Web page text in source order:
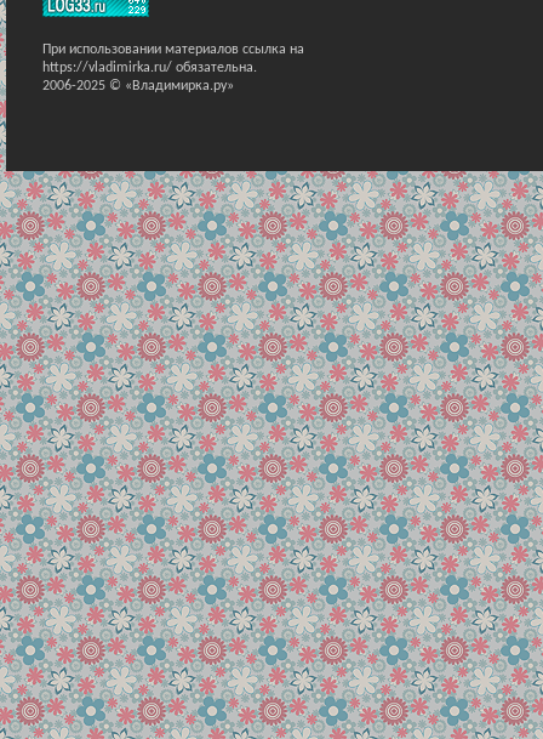
При использовании материалов ссылка на
https://vladimirka.ru/ обязательна.
2006-2025 © «Владимирка.ру»